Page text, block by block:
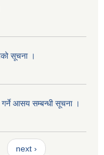
सूचना ।
आसय सम्बन्धी सूचना ।
next ›